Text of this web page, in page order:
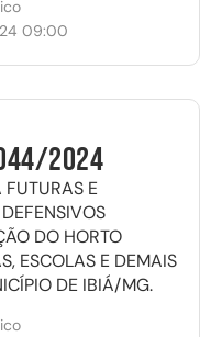
09:00
2024
FUTURAS E
DO HORTO
ESCOLAS E DEMAIS
DE IBIÁ/MG.